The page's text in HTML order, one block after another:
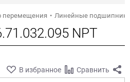
перемещения Линейные
NPT
В избранное Сравнить